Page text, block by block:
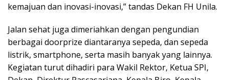
kemajuan dan inovasi-inovasi,” tandas Dekan FH Unila.
Jalan sehat juga dimeriahkan dengan pengundian
berbagai doorprize diantaranya sepeda, dan sepeda
listrik, smartphone, serta masih banyak yang lainnya.
Kegiatan turut dihadiri para Wakil Rektor, Ketua SPI,